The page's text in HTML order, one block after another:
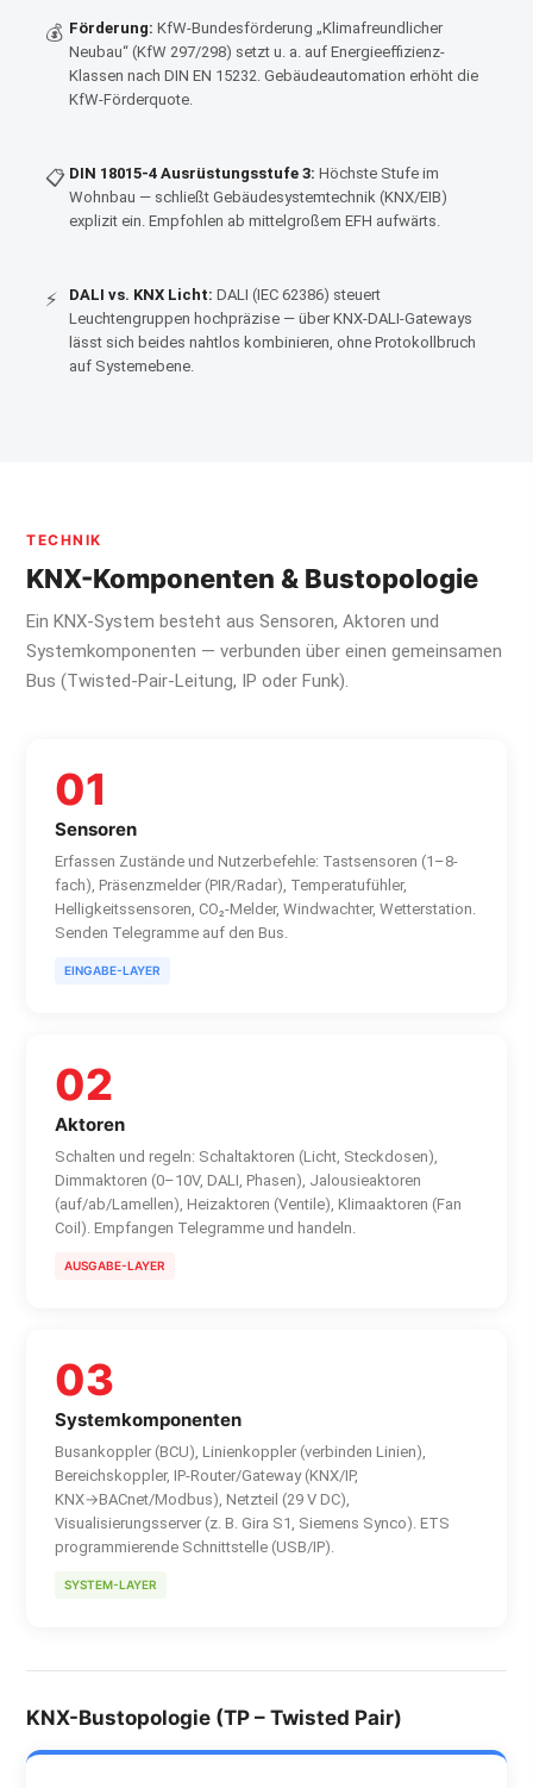
💰 Förderung: KfW-Bundesförderung „Klimafreundlicher
Neubau“ (KfW 297/298) setzt u. a. auf Energieeffizienz-
Klassen nach DIN EN 15232. Gebäudeautomation erhöht die
KfW-Förderquote.
📋 DIN 18015-4 Ausrüstungsstufe 3: Höchste Stufe im
Wohnbau — schließt Gebäudesystemtechnik (KNX/EIB)
explizit ein. Empfohlen ab mittelgroßem EFH aufwärts.
⚡ DALI vs. KNX Licht: DALI (IEC 62386) steuert
Leuchtengruppen hochpräzise — über KNX-DALI-Gateways
lässt sich beides nahtlos kombinieren, ohne Protokollbruch
auf Systemebene.
TECHNIK
KNX-Komponenten & Bustopologie
Ein KNX-System besteht aus Sensoren, Aktoren und
Systemkomponenten — verbunden über einen gemeinsamen
Bus (Twisted-Pair-Leitung, IP oder Funk).
01
Sensoren
Erfassen Zustände und Nutzerbefehle: Tastsensoren (1–8-
fach), Präsenzmelder (PIR/Radar), Temperatufühler,
Helligkeitssensoren, CO₂-Melder, Windwachter, Wetterstation.
Senden Telegramme auf den Bus.
EINGABE-LAYER
02
Aktoren
Schalten und regeln: Schaltaktoren (Licht, Steckdosen),
Dimmaktoren (0–10V, DALI, Phasen), Jalousieaktoren
(auf/ab/Lamellen), Heizaktoren (Ventile), Klimaaktoren (Fan
Coil). Empfangen Telegramme und handeln.
AUSGABE-LAYER
03
Systemkomponenten
Busankoppler (BCU), Linienkoppler (verbinden Linien),
Bereichskoppler, IP-Router/Gateway (KNX/IP,
KNX→BACnet/Modbus), Netzteil (29 V DC),
Visualisierungsserver (z. B. Gira S1, Siemens Synco). ETS
programmierende Schnittstelle (USB/IP).
SYSTEM-LAYER
KNX-Bustopologie (TP – Twisted Pair)